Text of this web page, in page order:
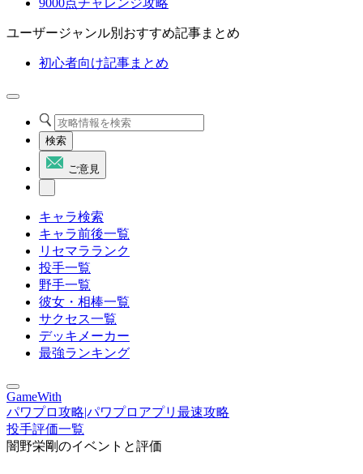
9000点チャレンジ攻略
ユーザージャンル別おすすめ記事まとめ
初心者向け記事まとめ
検索
ご意見
キャラ検索
キャラ前後一覧
リセマラランク
投手一覧
野手一覧
彼女・相棒一覧
サクセス一覧
デッキメーカー
最強ランキング
GameWith
パワプロ攻略|パワプロアプリ最速攻略
投手評価一覧
闇野栄剛のイベントと評価